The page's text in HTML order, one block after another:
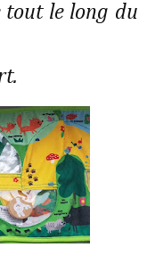
tout le long du